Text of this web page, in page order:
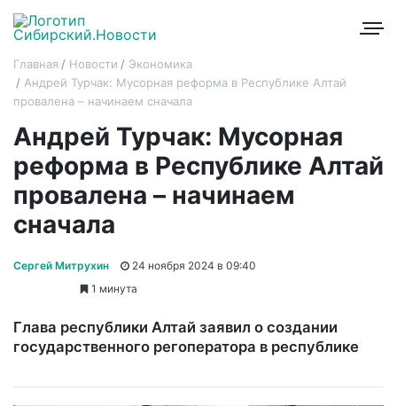
Главная Новости
Экономика
Андрей Турчак: Мусорная реформа в Республике Алтай
провалена – начинаем сначала
Андрей Турчак: Мусорная
реформа в Республике Алтай
провалена – начинаем
сначала
Сергей Митрухин
24 ноября 2024 в 09:40
1 минута
Глава республики Алтай заявил о создании
государственного регоператора в республике